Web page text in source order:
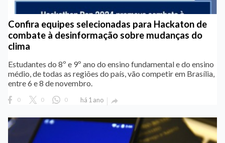
Confira equipes selecionadas para Hackaton de
combate à desinformação sobre mudanças do
clima
Estudantes do 8º e 9º ano do ensino fundamental e do ensino
médio, de todas as regiões do país, vão competir em Brasília,
entre 6 e 8 de novembro.
0 0 0 há 1 ano 